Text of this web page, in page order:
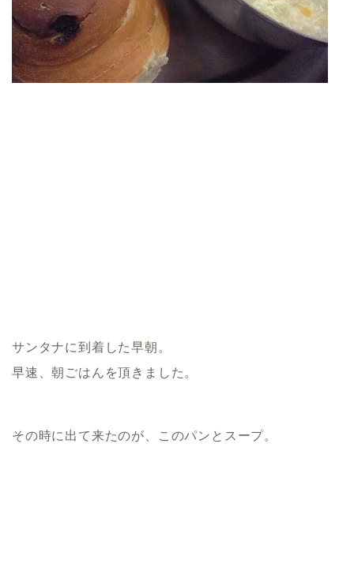
サンタナに到着した早朝。
早速、朝ごはんを頂きました。
その時に出て来たのが、このパンとスープ。